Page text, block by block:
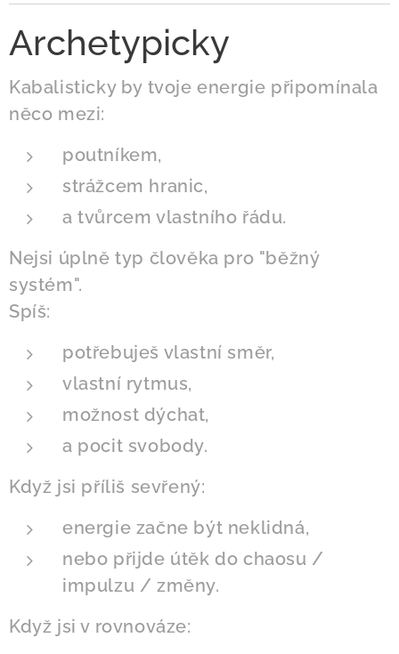
Archetypicky
Kabalisticky by tvoje energie připomínala
něco mezi:
poutníkem,
strážcem hranic,
a tvůrcem vlastního řádu.
Nejsi úplně typ člověka pro "běžný
systém".
Spíš:
potřebuješ vlastní směr,
vlastní rytmus,
možnost dýchat,
a pocit svobody.
Když jsi příliš sevřený:
energie začne být neklidná,
nebo přijde útěk do chaosu /
impulzu / změny.
Když jsi v rovnováze: